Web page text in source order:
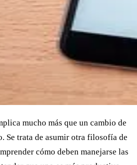
mucho más que un cambio de
Se trata de asumir otra filosofía de
cómo deben manejarse las